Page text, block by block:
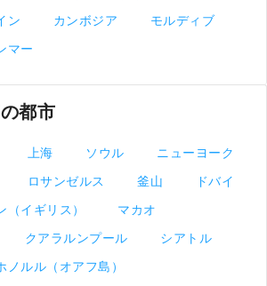
ン カンボジア
モルディブ
マー
都市
上海 ソウル
ニューヨーク
ロサンゼルス 釜山
ドバイ
（イギリス）
マカオ
クアラルンプール
シアトル
ノルル（オアフ島）